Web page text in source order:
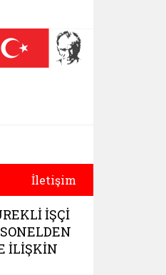
sekmede açılır)
İletişim
İŞÇİ
İLİŞKİN